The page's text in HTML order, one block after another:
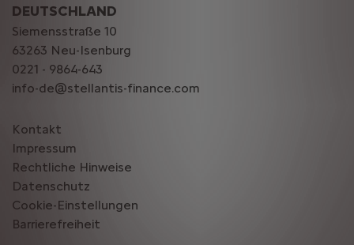
DEUTSCHLAND
Siemensstraße 10
63263 Neu-Isenburg
0221 - 9864-643
info-de@stellantis-finance.com
Kontakt
Impressum
Rechtliche Hinweise
Datenschutz
Cookie-Einstellungen
Barrierefreiheit